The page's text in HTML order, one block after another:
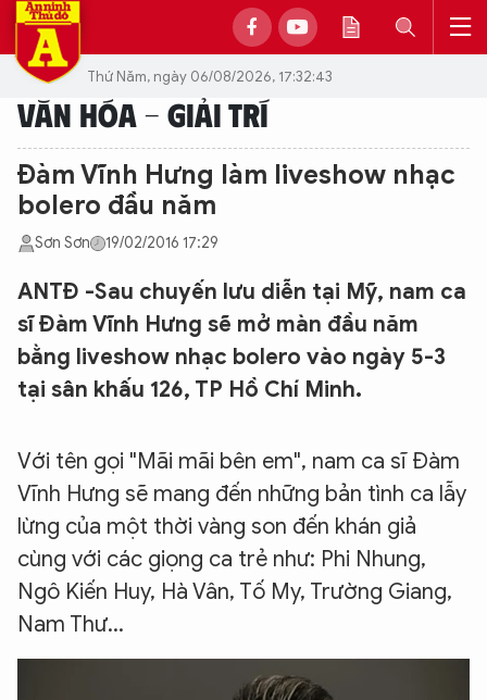
Thứ Năm, ngày 06/08/2026, 17:32:43
VĂN HÓA - GIẢI TRÍ
Đàm Vĩnh Hưng làm liveshow nhạc
bolero đầu năm
Sơn Sơn 19/02/2016 17:29
ANTĐ -Sau chuyến lưu diễn tại Mỹ, nam ca
sĩ Đàm Vĩnh Hưng sẽ mở màn đầu năm
bằng liveshow nhạc bolero vào ngày 5-3
tại sân khấu 126, TP Hồ Chí Minh.
Với tên gọi "Mãi mãi bên em", nam ca sĩ Đàm
Vĩnh Hưng sẽ mang đến những bản tình ca lẫy
lừng của một thời vàng son đến khán giả
cùng với các giọng ca trẻ như: Phi Nhung,
Ngô Kiến Huy, Hà Vân, Tố My, Trường Giang,
Nam Thư...